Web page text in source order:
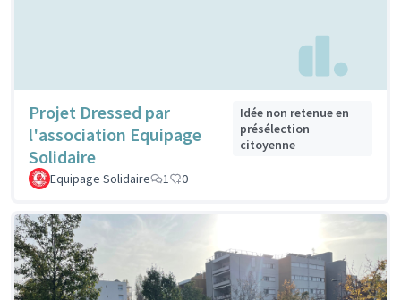
Projet Dressed par
l'association Equipage
Solidaire
Idée non retenue en
présélection
citoyenne
Equipage Solidaire 1 0